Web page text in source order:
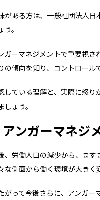
がある方は、一般社団法人
う。
ガーマネジメントで重要視
の傾向を知り、コントロール
している理解と、実際に怒
しょう。
アンガーマネジ
、労働人口の減少から、ま
な側面から働く環境が大きく
がって今後さらに、アンガ